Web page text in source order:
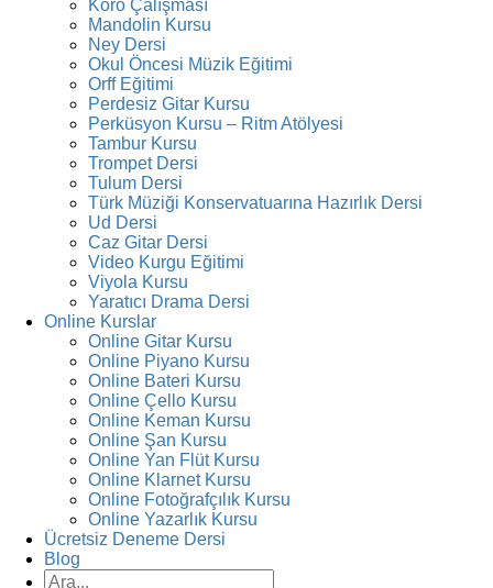
Koro Çalışması
Mandolin Kursu
Ney Dersi
Okul Öncesi Müzik Eğitimi
Orff Eğitimi
Perdesiz Gitar Kursu
Perküsyon Kursu – Ritm Atölyesi
Tambur Kursu
Trompet Dersi
Tulum Dersi
Türk Müziği Konservatuarına Hazırlık Dersi
Ud Dersi
Caz Gitar Dersi
Video Kurgu Eğitimi
Viyola Kursu
Yaratıcı Drama Dersi
Online Kurslar
Online Gitar Kursu
Online Piyano Kursu
Online Bateri Kursu
Online Çello Kursu
Online Keman Kursu
Online Şan Kursu
Online Yan Flüt Kursu
Online Klarnet Kursu
Online Fotoğrafçılık Kursu
Online Yazarlık Kursu
Ücretsiz Deneme Dersi
Blog
Ara: